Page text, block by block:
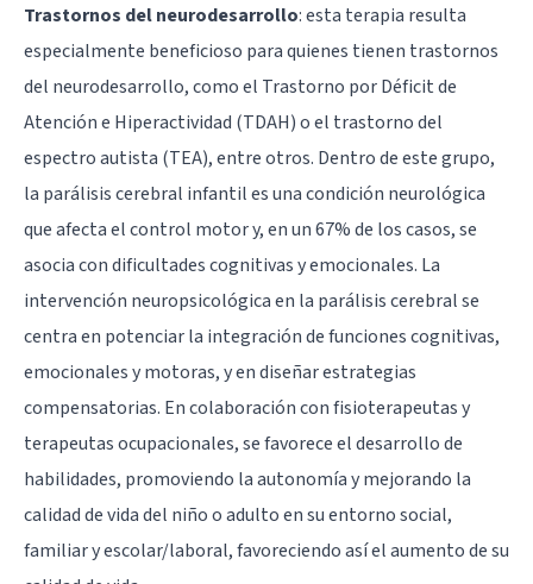
Trastornos del neurodesarrollo: esta terapia resulta
especialmente beneficioso para quienes tienen trastornos
del neurodesarrollo, como el Trastorno por Déficit de
Atención e Hiperactividad (TDAH) o el trastorno del
espectro autista (TEA), entre otros. Dentro de este grupo,
la parálisis cerebral infantil es una condición neurológica
que afecta el control motor y, en un 67% de los casos, se
asocia con dificultades cognitivas y emocionales. La
intervención neuropsicológica en la parálisis cerebral se
centra en potenciar la integración de funciones cognitivas,
emocionales y motoras, y en diseñar estrategias
compensatorias. En colaboración con fisioterapeutas y
terapeutas ocupacionales, se favorece el desarrollo de
habilidades, promoviendo la autonomía y mejorando la
calidad de vida del niño o adulto en su entorno social,
familiar y escolar/laboral, favoreciendo así el aumento de su